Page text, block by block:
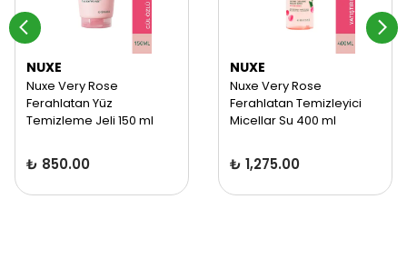
NUXE
Nuxe Very Rose
Ferahlatan Yüz
Temizleme Jeli 150 ml
₺ 850.00
NUXE
Nuxe Very Rose
Ferahlatan Temizleyici
Micellar Su 400 ml
₺ 1,275.00